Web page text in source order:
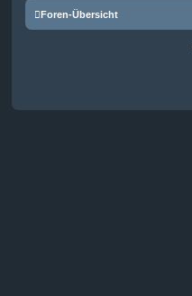
Foren-Übersicht